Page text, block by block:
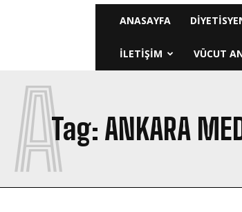
ANASAYFA
ILETIŞIM VÜCUT
Tag: ANKARA
A